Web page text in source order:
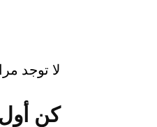
لا توجد
كن